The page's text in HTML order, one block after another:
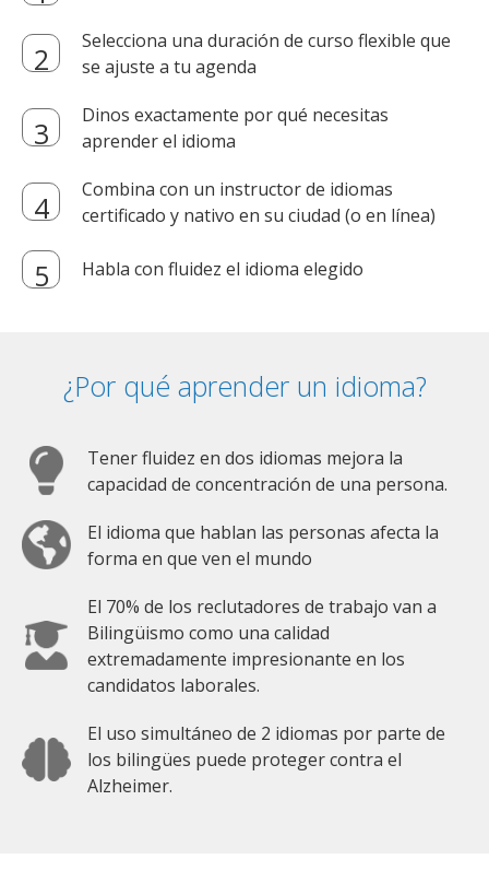
Selecciona una duración de curso flexible que
se ajuste a tu agenda
Dinos exactamente por qué necesitas
aprender el idioma
Combina con un instructor de idiomas
certificado y nativo en su ciudad (o en línea)
Habla con fluidez el idioma elegido
¿Por qué aprender un idioma?
Tener fluidez en dos idiomas mejora la
capacidad de concentración de una persona.
El idioma que hablan las personas afecta la
forma en que ven el mundo
El 70% de los reclutadores de trabajo van a
Bilingüismo como una calidad
extremadamente impresionante en los
candidatos laborales.
El uso simultáneo de 2 idiomas por parte de
los bilingües puede proteger contra el
Alzheimer.